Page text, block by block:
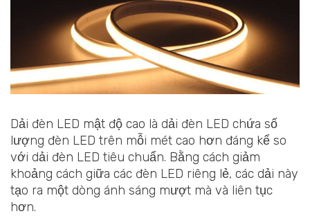
Dải đèn LED mật độ cao là dải đèn LED chứa số
lượng đèn LED trên mỗi mét cao hơn đáng kể so
với dải đèn LED tiêu chuẩn. Bằng cách giảm
khoảng cách giữa các đèn LED riêng lẻ, các dải này
tạo ra một dòng ánh sáng mượt mà và liên tục
hơn.